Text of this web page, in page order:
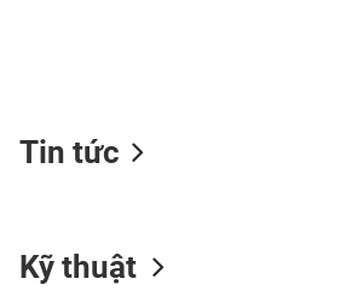
Tin tức
Kỹ thuật